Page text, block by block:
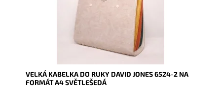
Skladem
9033
David Jones Paris
VELKÁ KABELKA DO RUKY DAVID JONES 6524-2 NA
FORMÁT A4 SVĚTLEŠEDÁ